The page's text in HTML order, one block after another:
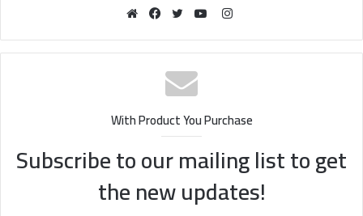
Instagram
With Product You Purchase
Subscribe to our mailing list to get
the new updates!